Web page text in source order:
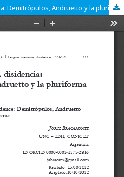
Lengua, memoria, disidencia: Demitrópulos, Andruetto y la pluriforma alternativa